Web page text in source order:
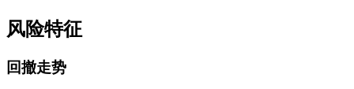
风险特征
回撤走势